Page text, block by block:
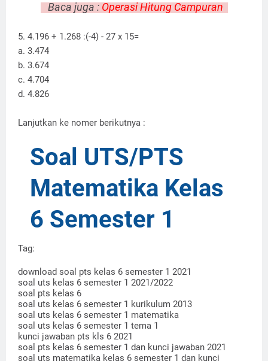
Baca juga : Operasi Hitung Campuran
5. 4.196 + 1.268 :(-4) - 27 x 15=
a. 3.474
b. 3.674
c. 4.704
d. 4.826
Lanjutkan ke nomer berikutnya :
Soal UTS/PTS
Matematika Kelas
6 Semester 1
Tag:
download soal pts kelas 6 semester 1 2021
soal uts kelas 6 semester 1 2021/2022
soal pts kelas 6
soal uts kelas 6 semester 1 kurikulum 2013
soal uts kelas 6 semester 1 matematika
soal uts kelas 6 semester 1 tema 1
kunci jawaban pts kls 6 2021
soal pts kelas 6 semester 1 dan kunci jawaban 2021
soal uts matematika kelas 6 semester 1 dan kunci